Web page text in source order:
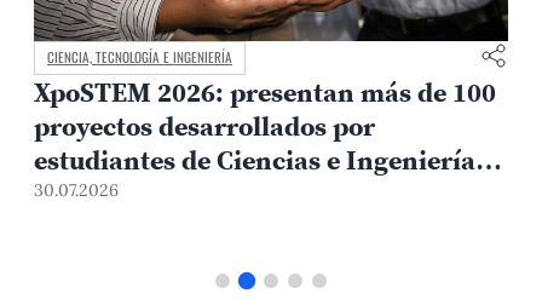
CIENCIA, TECNOLOGÍA E INGENIERÍA
XpoSTEM 2026: presentan más de 100
proyectos desarrollados por
estudiantes de Ciencias e Ingeniería
PUCP orientados a atender
30.07.2026